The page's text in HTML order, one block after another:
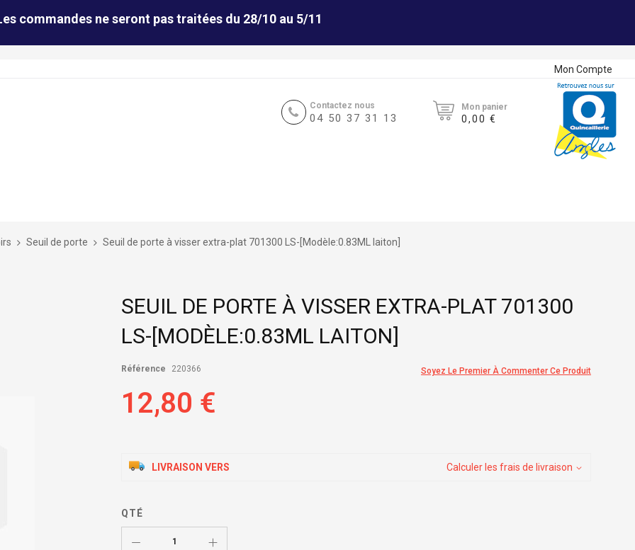
commandes ne seront pas traitées du 28/10 au 5/11
Mon Compte
Contactez nous
04 50 37 31 13
Mon panier
0,00 €
Seuil de porte Seuil de porte à visser extra-plat 701300 LS-[Modèle:0.83ML laiton]
SEUIL DE PORTE À VISSER EXTRA-PLAT 701300
LS-[MODÈLE:0.83ML LAITON]
Soyez Le Premier À Commenter Ce Produit
Référence 220366
12,80 €
LIVRAISON VERS Calculer les frais de livraison
QTÉ